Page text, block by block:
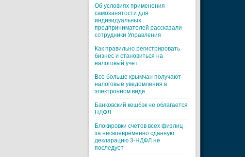
Об условиях применения
самозанятости для
индивидуальных
предпринимателей рассказали
сотрудники Управления
Как правильно регистрировать
бизнес и становиться на
налоговый учет
Все больше крымчан получают
налоговые уведомления в
электронном виде
Банковский кешбэк не облагается
НДФЛ
Блокировки счетов всех физлиц
за несвоевременно сданную
декларацию 3-НДФЛ не
последует